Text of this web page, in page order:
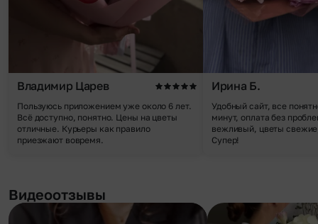
Владимир Царев
Пользуюсь приложением уже около 6 лет.
Всё доступно, понятно. Цены на цветы
отличные. Курьеры как правило
приезжают вовремя.
Ирина Б.
Удобный сайт, все
минут, оплата без
вежливый, цветы
Супер!
Видеоотзывы